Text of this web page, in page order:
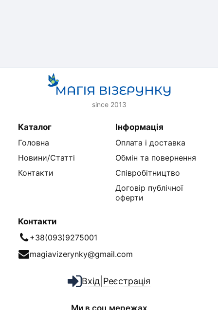
since 2013
Каталог
Головна
Новини/Статті
Контакти
Інформація
Оплата і доставка
Обмін та повернення
Співробітництво
Договір публічної
оферти
Контакти
+38(093)9275001
magiavizerynky@gmail.com
Вхід Реєстрація